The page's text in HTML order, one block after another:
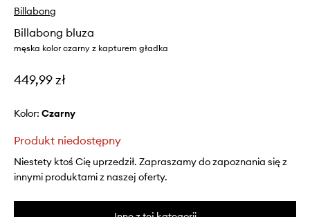
Billabong
Billabong bluza
męska kolor czarny z kapturem gładka
449,99 zł
Kolor: czarny
Produkt niedostępny
Niestety ktoś Cię uprzedził. Zapraszamy do zapoznania się z
innymi produktami z naszej oferty.